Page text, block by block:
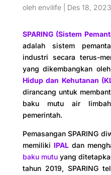
oleh envilife| Des 18, 2023
SPARING (Sistem
adalah sistem
industri secara terus-
yang dikembangkan oleh
Hidup dan Kehutanan
dirancang untuk
baku mutu air
pemerintah.
Pemasangan SPARING
memiliki IPALdan
baku mutu yang
tahun 2019, SPARING